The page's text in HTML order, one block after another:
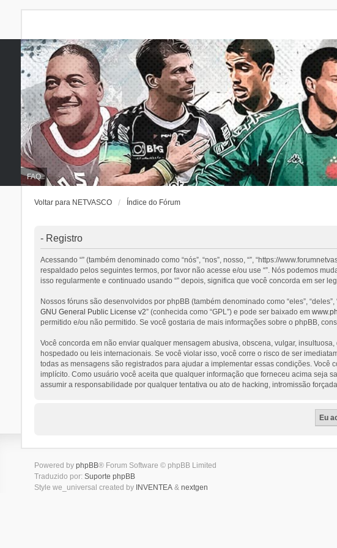
FAQ
Voltar para NETVASCO Índice do Fórum
- Registro
Acessando “” (também denominado como “nós”, “nos”, nosso, “”, “https://
respaldado pelos seguintes termos, por favor não acesse e/ou use “”. Nós podemos
isso regularmente e continuado usando “” depois, significa que você concorda em ser
Nossos fóruns são desenvolvidos por phpBB (também denominado como “eles”,
GNU General Public License v2” (conhecida como “GPL”) e pode ser baixado em
permitido e/ou não permitido. Se você gostaria de mais informações sobre o phpBB,
Você concorda em não enviar qualquer mensagem abusiva, obscena, vulgar,
hospedado ou leis internacionais. Se você violar isso, você corre o risco de ser
todas as mensagens são registrados para ajudar a implementar essas condições. Você
implícito. Como usuário você aceita que qualquer informação que forneceu acima seja
assumir a responsabilidade por qualquer tentativa ou ato de hacking, intromissão
Powered by phpBB® Forum Software © phpBB Limited
Traduzido por: Suporte phpBB
Style we_universal created by INVENTEA& nextgen